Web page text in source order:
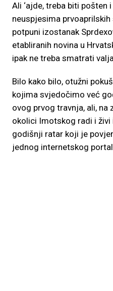
Ali ‘ajde, treba biti pošten
neuspjesima
potpuni izostanak
etabliranih novina u
ipak ne treba smatrati
Bilo kako bilo, otužni
kojima svjedočimo već
ovog prvog travnja, ali, na
okolici Imotskog radi i živi
godišnji ratar koji je
jednog internetskog